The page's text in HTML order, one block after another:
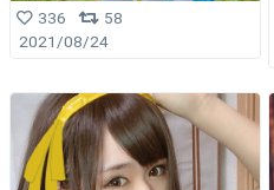
336
58
2021/08/24